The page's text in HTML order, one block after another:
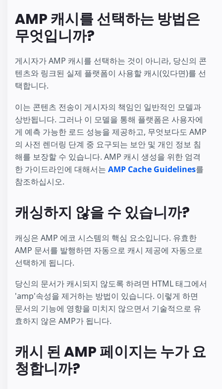
AMP 캐시를 선택하는 방법은
무엇입니까?
게시자가 AMP 캐시를 선택하는 것이 아니라, 당신의 콘
텐츠와 링크된 실제 플랫폼이 사용할 캐시(있다면)를 선
택합니다.
이는 콘텐츠 전송이 게시자의 책임인 일반적인 모델과
상반됩니다. 그러나 이 모델을 통해 플랫폼은 사용자에
게 예측 가능한 로드 성능을 제공하고, 무엇보다도 AMP
의 사전 렌더링 단계 중 요구되는 보안 및 개인 정보 침
해를 보장할 수 있습니다. AMP 캐시 생성을 위한 엄격
한 가이드라인에 대해서는 AMP Cache Guidelines를
참조하십시오.
캐싱하지 않을 수 있습니까?
캐싱은 AMP 에코 시스템의 핵심 요소입니다. 유효한
AMP 문서를 발행하면 자동으로 캐시 제공에 자동으로
선택하게 됩니다.
당신의 문서가 캐시되지 않도록 하려면 HTML 태그에서
'amp'속성을 제거하는 방법이 있습니다. 이렇게 하면
문서의 기능에 영향을 미치지 않으면서 기술적으로 유
효하지 않은 AMP가 됩니다.
캐시 된 AMP 페이지는 누가 요
청합니까?